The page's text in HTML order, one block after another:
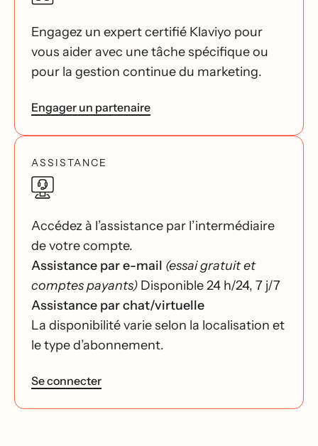
Engagez un expert certifié Klaviyo pour
vous aider avec une tâche spécifique ou
pour la gestion continue du marketing.
Engager un partenaire
ASSISTANCE
Accédez à l’assistance par l’intermédiaire
de votre compte.
Assistance par e-mail (essai gratuit et
comptes payants) Disponible 24 h/24, 7 j/7
Assistance par chat/virtuelle
La disponibilité varie selon la localisation et
le type d’abonnement.
Se connecter